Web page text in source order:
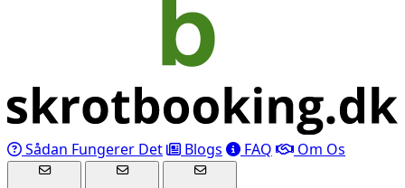
Sådan Fungerer Det Blogs FAQ Om Os